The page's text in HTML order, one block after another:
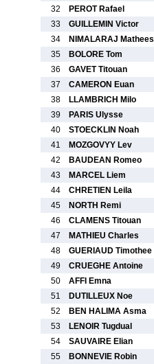
32
PEROT Rafael
33
GUILLEMIN Victor
34
NIMALARAJ Mathees
35
BOLORE Tom
36
GAVET Titouan
37
CAMERON Euan
38
LLAMBRICH Milo
39
PARIS Ulysse
40
STOECKLIN Noah
41
MOZGOVYY Lev
42
BAUDEAN Romeo
43
MARCEL Liem
44
CHRETIEN Leila
45
NORTH Remi
46
CLAMENS Titouan
47
MATHIEU Charles
48
GUERIAUD Timothee
49
CRUEGHE Antoine
50
AFFI Emna
51
DUTILLEUX Noe
52
BEN HALIMA Asma
53
LENOIR Tugdual
54
SAUVAIRE Elian
55
BONNEVIE Robin